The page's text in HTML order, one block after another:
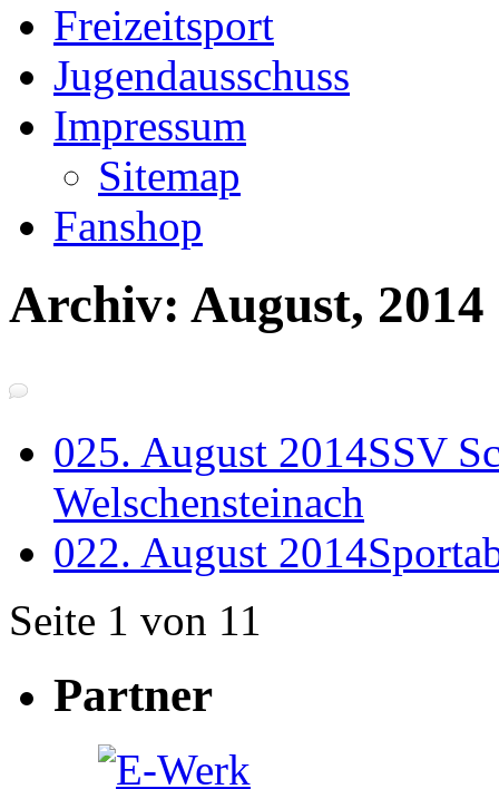
Freizeitsport
Jugendausschuss
Impressum
Sitemap
Fanshop
Archiv: August, 2014
025. August 2014SSV
Welschensteinach
022. August 2014
Seite 1 von 11
Partner